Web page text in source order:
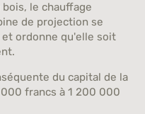
le chauffage
de projection se
ordonne qu'elle soit
du capital de la
francs à 1 200 000